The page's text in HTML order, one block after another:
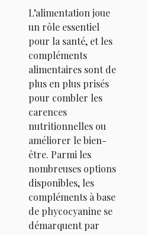
à base de
phycocyanine
?
L’alimentation joue
un rôle essentiel
pour la santé, et les
compléments
alimentaires sont de
plus en plus prisés
pour combler les
carences
nutritionnelles ou
améliorer le bien-
être. Parmi les
nombreuses options
disponibles, les
compléments à base
de phycocyanine se
démarquent par